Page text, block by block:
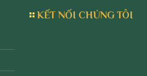
KẾT NỐI CHÚNG TÔI